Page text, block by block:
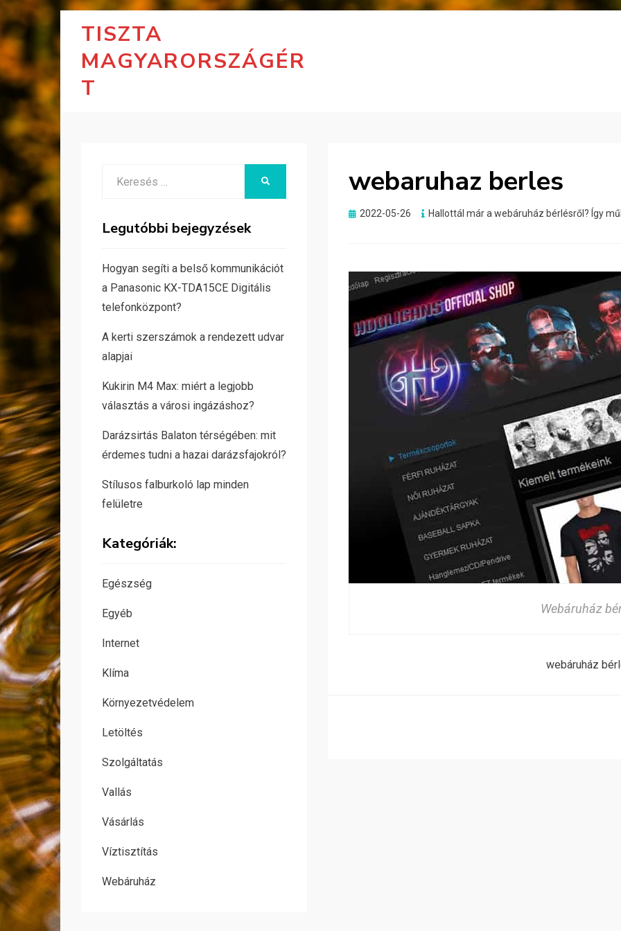
TISZTA
MAGYARORSZÁGÉR
T
webaruhaz berles
Posted
2022-05-26 Hallottál már a webáruház bérlésről? Így
Webáruház
webáruház
Legutóbbi bejegyzések
Hogyan segíti a belső kommunikációt
a Panasonic KX-TDA15CE Digitális
telefonközpont?
A kerti szerszámok a rendezett udvar
alapjai
Kukirin M4 Max: miért a legjobb
választás a városi ingázáshoz?
Darázsirtás Balaton térségében: mit
érdemes tudni a hazai darázsfajokról?
Stílusos falburkoló lap minden
felületre
Kategóriák:
Egészség
Egyéb
Internet
Klíma
Környezetvédelem
Letöltés
Szolgáltatás
Vallás
Vásárlás
Víztisztítás
Webáruház